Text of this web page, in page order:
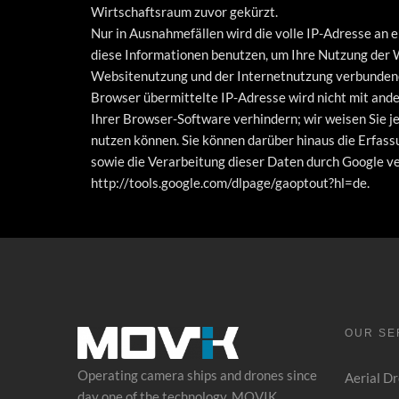
Wirtschaftsraum zuvor gekürzt.
Nur in Ausnahmefällen wird die volle IP-Adresse an
diese Informationen benutzen, um Ihre Nutzung
Websitenutzung und der Internetnutzung
Browser übermittelte IP-Adresse wird nicht mit
Ihrer Browser-Software verhindern; wir weisen Sie
nutzen können. Sie können darüber hinaus die
sowie die Verarbeitung dieser Daten durch Google
http://tools.google.com/dlpage/gaoptout?hl=de.
Operating camera ships and drones since
OUR
Aerial